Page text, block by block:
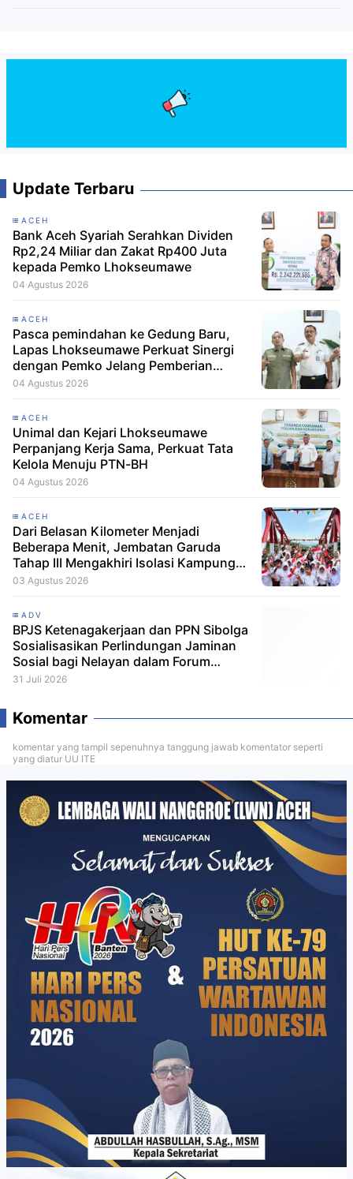
Update Terbaru
ACEH
Bank Aceh Syariah Serahkan Dividen
Rp2,24 Miliar dan Zakat Rp400 Juta
kepada Pemko Lhokseumawe
04 Agustus 2026
ACEH
Pasca pemindahan ke Gedung Baru,
Lapas Lhokseumawe Perkuat Sinergi
dengan Pemko Jelang Pemberian
Remisi HUT RI
04 Agustus 2026
ACEH
Unimal dan Kejari Lhokseumawe
Perpanjang Kerja Sama, Perkuat Tata
Kelola Menuju PTN-BH
04 Agustus 2026
ACEH
Dari Belasan Kilometer Menjadi
Beberapa Menit, Jembatan Garuda
Tahap III Mengakhiri Isolasi Kampung
Tempel
03 Agustus 2026
ADV
BPJS Ketenagakerjaan dan PPN Sibolga
Sosialisasikan Perlindungan Jaminan
Sosial bagi Nelayan dalam Forum
Konsultasi Publik
31 Juli 2026
Komentar
komentar yang tampil sepenuhnya tanggung jawab komentator seperti
yang diatur UU ITE